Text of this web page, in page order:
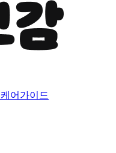
케어가이드